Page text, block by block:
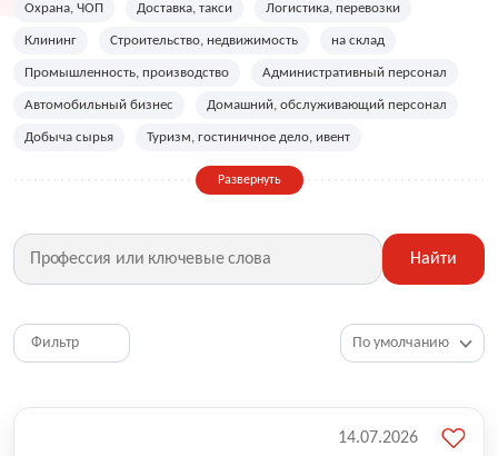
Охрана, ЧОП Доставка, такси Логистика, перевозки
Клининг Строительство, недвижимость на склад
Промышленность, производство Административный персонал
Автомобильный бизнес Домашний, обслуживающий персонал
Добыча сырья Туризм, гостиничное дело, ивент
Дизайн, искусство, ивент
Фитнес, красота, спорт Страхование
Медицина, фармацевтика Маркетинг, PR, реклама
HR, управление персоналом
Топ менеджмент, руководители
Развернуть
Найти
Фильтр
14.07.2026